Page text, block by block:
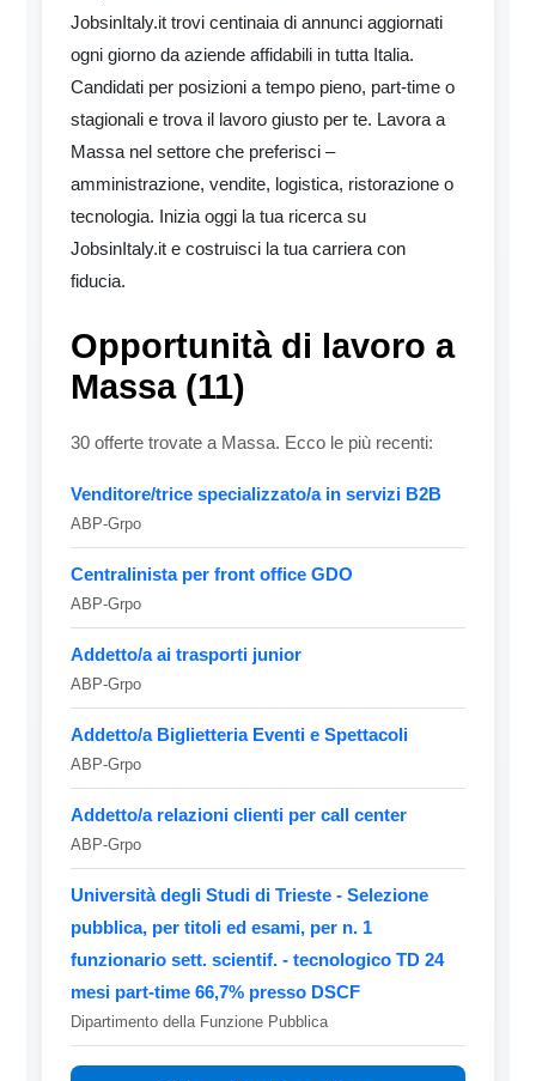
JobsinItaly.it trovi centinaia di annunci aggiornati
ogni giorno da aziende affidabili in tutta Italia.
Candidati per posizioni a tempo pieno, part-time o
stagionali e trova il lavoro giusto per te. Lavora a
Massa nel settore che preferisci –
amministrazione, vendite, logistica, ristorazione o
tecnologia. Inizia oggi la tua ricerca su
JobsinItaly.it e costruisci la tua carriera con
fiducia.
Opportunità di lavoro a
Massa (11)
30 offerte trovate a Massa. Ecco le più recenti:
Venditore/trice specializzato/a in servizi B2B
ABP-Grpo
Centralinista per front office GDO
ABP-Grpo
Addetto/a ai trasporti junior
ABP-Grpo
Addetto/a Biglietteria Eventi e Spettacoli
ABP-Grpo
Addetto/a relazioni clienti per call center
ABP-Grpo
Università degli Studi di Trieste - Selezione
pubblica, per titoli ed esami, per n. 1
funzionario sett. scientif. - tecnologico TD 24
mesi part-time 66,7% presso DSCF
Dipartimento della Funzione Pubblica